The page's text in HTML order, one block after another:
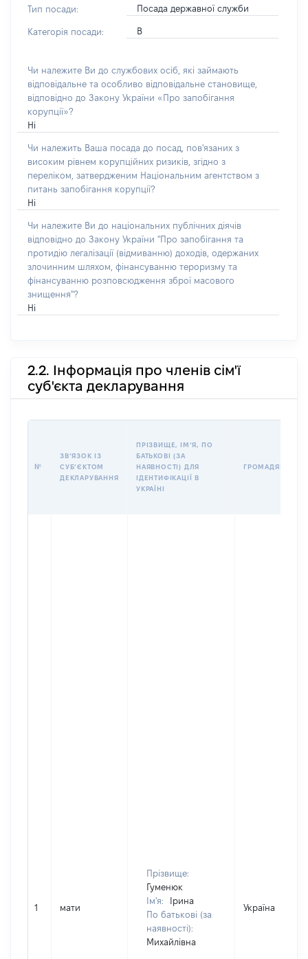
Тип посади: Посада державної служби
Категорія посади: В
Чи належите Ви до службових осіб, які займають
відповідальне та особливо відповідальне становище,
відповідно до Закону України «Про запобігання
корупції»?
Ні
Чи належить Ваша посада до посад, пов'язаних з
високим рівнем корупційних ризиків, згідно з
переліком, затвердженим Національним агентством з
питань запобігання корупції?
Ні
Чи належите Ви до національних публічних діячів
відповідно до Закону України "Про запобігання та
протидію легалізації (відмиванню) доходів, одержаних
злочинним шляхом, фінансуванню тероризму та
фінансуванню розповсюдження зброї масового
знищення"?
Ні
2.2. Інформація про членів сім'ї
суб'єкта декларування
№
ЗВʼЯЗОК ІЗ
СУБʼЄКТОМ
ДЕКЛАРУВАННЯ
ПРІЗВИЩЕ, ІМʼЯ, ПО
БАТЬКОВІ (ЗА
НАЯВНОСТІ) ДЛЯ
ІДЕНТИФІКАЦІЇ В
УКРАЇНІ
ГРОМАДЯНСТВО
1 мати
Прізвище:
Гуменюк
Ім'я:
Ірина
По батькові (за
наявності):
Михайлівна
Україна